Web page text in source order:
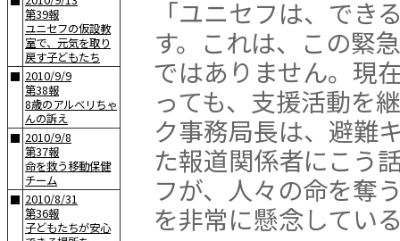
第39報
ユニセフの仮設教
室で、元気を取り
戻す子どもたち
■ 2010/9/9
第38報
8歳のアルべリちゃ
んの訴え
■ 2010/9/8
第37報
命を救う移動保健
チーム
■ 2010/8/31
第36報
子どもたちが安心
「ユニセフは、でき
す。これは、この緊
ではありません。現
っても、支援活動を
ク事務局長は、避難
た報道関係者にこう
フが、人々の命を奪
を非常に懸念してい